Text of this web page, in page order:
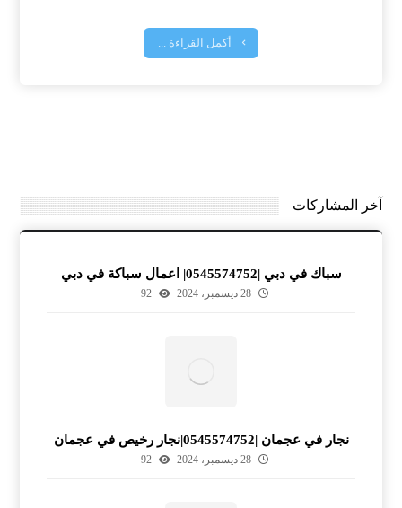
أكمل القراءة ...
آخر المشاركات
سباك في دبي |0545574752| اعمال سباكة في دبي
28 ديسمبر، 2024 92
نجار في عجمان |0545574752|نجار رخيص في عجمان
28 ديسمبر، 2024 92